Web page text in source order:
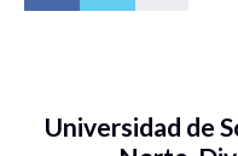
Universidad de